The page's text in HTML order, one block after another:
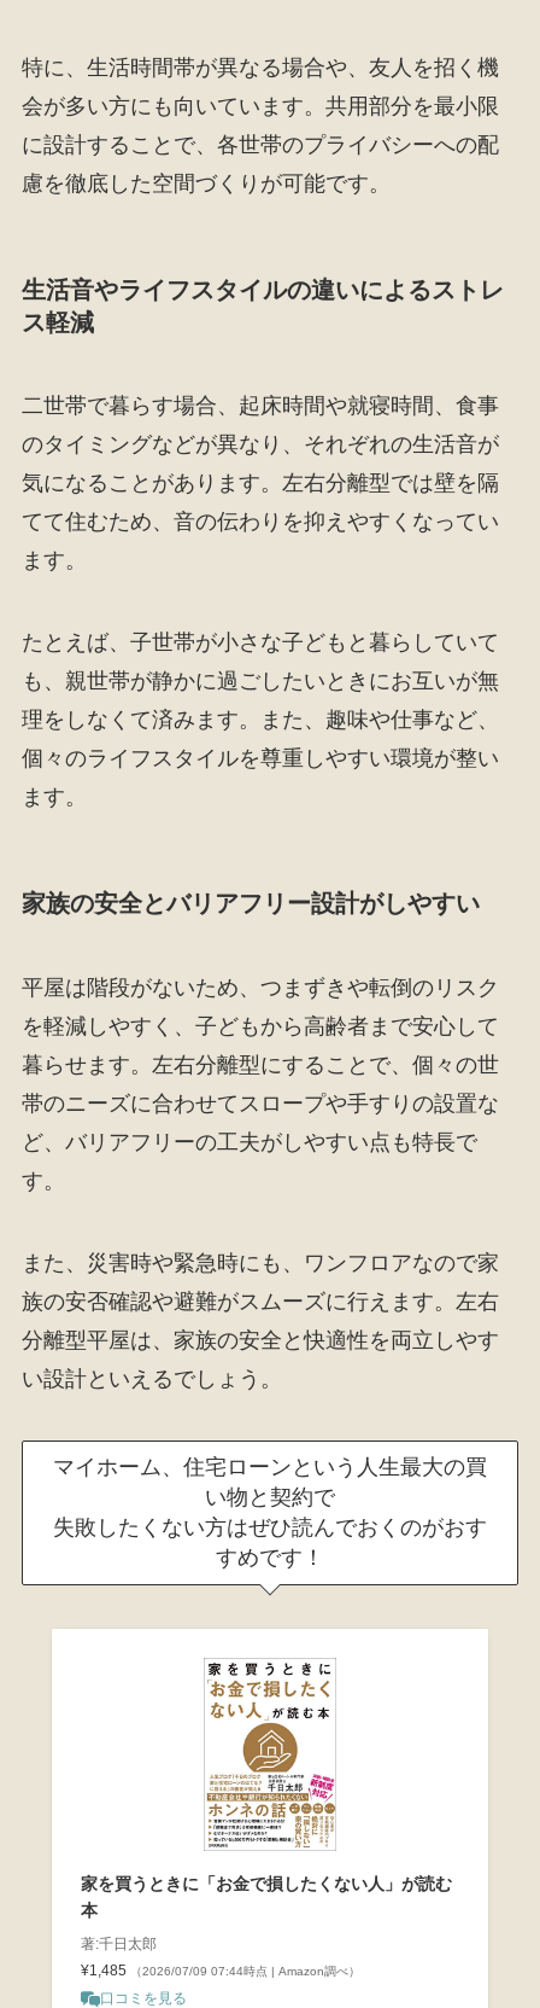
特に、生活時間帯が異なる場合や、友人を招く機
会が多い方にも向いています。共用部分を最小限
に設計することで、各世帯のプライバシーへの配
慮を徹底した空間づくりが可能です。
生活音やライフスタイルの違いによるストレ
ス軽減
二世帯で暮らす場合、起床時間や就寝時間、食事
のタイミングなどが異なり、それぞれの生活音が
気になることがあります。左右分離型では壁を隔
てて住むため、音の伝わりを抑えやすくなってい
ます。
たとえば、子世帯が小さな子どもと暮らしていて
も、親世帯が静かに過ごしたいときにお互いが無
理をしなくて済みます。また、趣味や仕事など、
個々のライフスタイルを尊重しやすい環境が整い
ます。
家族の安全とバリアフリー設計がしやすい
平屋は階段がないため、つまずきや転倒のリスク
を軽減しやすく、子どもから高齢者まで安心して
暮らせます。左右分離型にすることで、個々の世
帯のニーズに合わせてスロープや手すりの設置な
ど、バリアフリーの工夫がしやすい点も特長で
す。
また、災害時や緊急時にも、ワンフロアなので家
族の安否確認や避難がスムーズに行えます。左右
分離型平屋は、家族の安全と快適性を両立しやす
い設計といえるでしょう。
マイホーム、住宅ローンという人生最大の買
い物と契約で
失敗したくない方はぜひ読んでおくのがおす
すめです！
家を買うときに「お金で損したくない人」が読む
本
著:千日太郎
¥1,485
（2026/07/09 07:44時点 | Amazon調べ）
口コミを見る